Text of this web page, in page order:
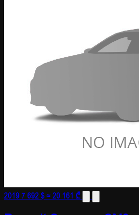
20197 692 $≈ 20 161 ₾